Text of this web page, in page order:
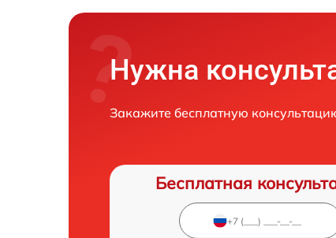
Нужна
Закажите бесплатную
Бесплатная